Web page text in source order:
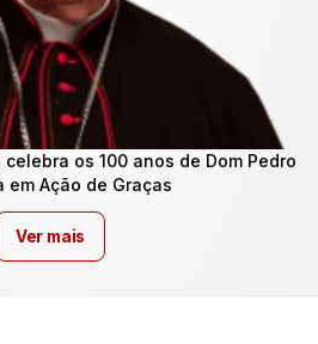
os 100 anos de Dom Pedro
em Ação de Graças
Ver mais